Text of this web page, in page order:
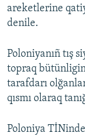
Русский
QOŞULIÑIZ!
RFE/RS bütün
areketlerine
denile.
Poloniyanıñ tış
topraq
tarafdarı
qısmı olaraq
Poloniya